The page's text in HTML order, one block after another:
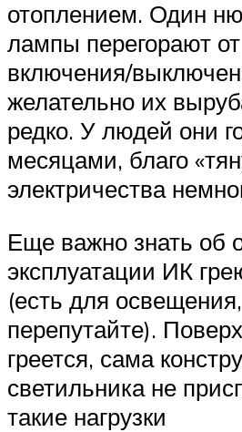
отоплением. Один
лампы перегорают от
включения/
желательно их
редко. У людей они
месяцами, благо
электричества
Еще важно знать об
эксплуатации ИК
(есть для
перепутайте).
греется, сама
светильника не
такие нагрузки